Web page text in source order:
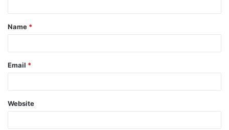
t
*
Name *
Email *
Website